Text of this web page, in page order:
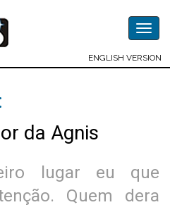
ENGLISH VERSION
da Agnis
lugar eu que
Quem dera